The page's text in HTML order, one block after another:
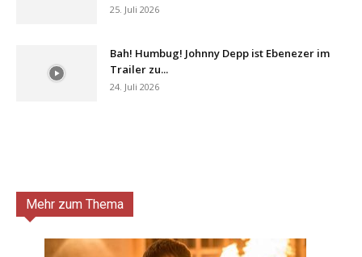
25. Juli 2026
Bah! Humbug! Johnny Depp ist Ebenezer im
Trailer zu...
24. Juli 2026
Mehr zum Thema